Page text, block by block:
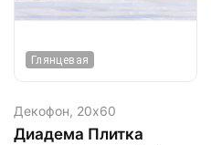
Глянцевая
Декофон, 20х60
Диадема Плитка